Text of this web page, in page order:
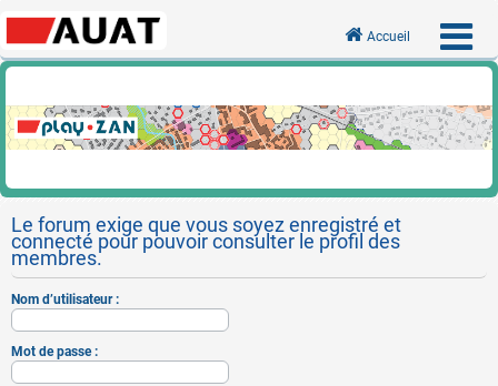
Accueil
Le forum exige que vous soyez enregistré et
connecté pour pouvoir consulter le profil des
membres.
Nom d’utilisateur :
Mot de passe :